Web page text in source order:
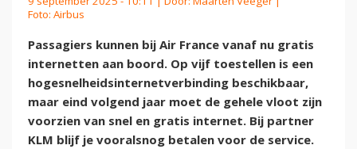
Foto: Airbus
Passagiers kunnen bij Air France vanaf nu gratis
internetten aan boord. Op vijf toestellen is een
hogesnelheidsinternetverbinding beschikbaar,
maar eind volgend jaar moet de gehele vloot zijn
voorzien van snel en gratis internet. Bij partner
KLM blijf je vooralsnog betalen voor de service.